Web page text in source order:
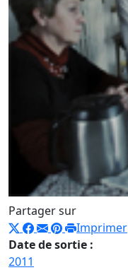
Partager sur
Imprimer
Date de sortie :
2011